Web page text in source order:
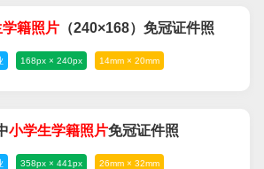
学籍照片（240×168）免冠证件照
168px × 240px 14mm × 20mm
小学生学籍照片免冠证件照
358px × 441px 26mm × 32mm